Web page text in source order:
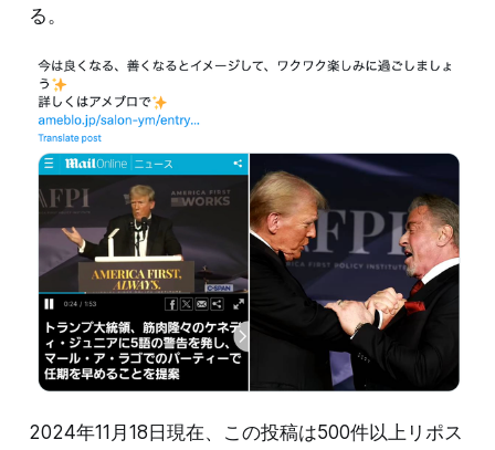
る。
2024年11月18日現在、この投稿は500件以上リポス